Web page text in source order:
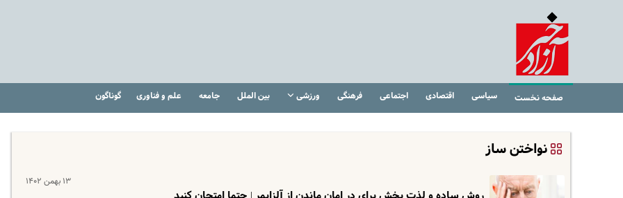
صفحه نخست سیاسی اقتصادی اجتماعی فرهنگی ورزشی بین الملل جامعه علم و فناوری گوناگون
نواختن ساز
۱۳ بهمن ۱۴۰۲